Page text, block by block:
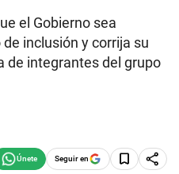
el Gobierno sea
inclusión y corrija su
de integrantes del grupo
Seguir en